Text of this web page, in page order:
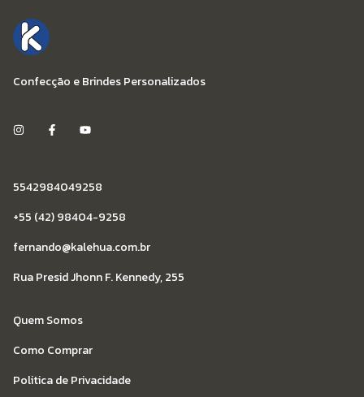
Confecção e Brindes Personalizados
5542984049258
+55 (42) 98404-9258
fernando@kalehua.com.br
Rua Presid Jhonn F. Kennedy, 255
Quem Somos
Como Comprar
Politica de Privacidade